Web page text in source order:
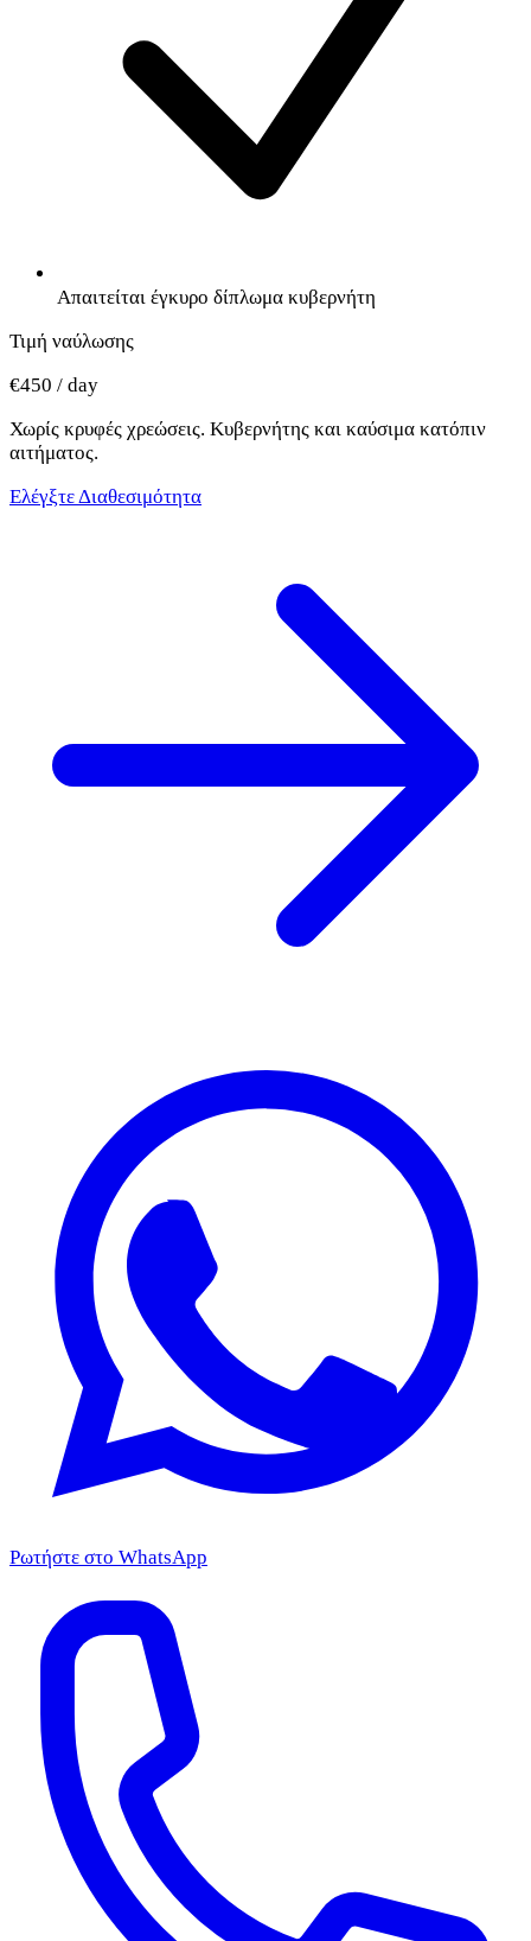
Απαιτείται έγκυρο δίπλωμα κυβερνήτη
Τιμή ναύλωσης
€450 / day
Χωρίς κρυφές χρεώσεις. Κυβερνήτης και καύσιμα κατόπιν
αιτήματος.
Ελέγξτε Διαθεσιμότητα
Ρωτήστε στο WhatsApp